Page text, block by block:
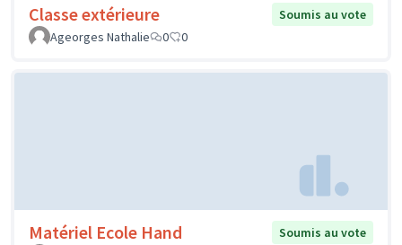
Classe extérieure
Soumis au vote
Ageorges Nathalie
0 0
Matériel Ecole Hand
Soumis au vote